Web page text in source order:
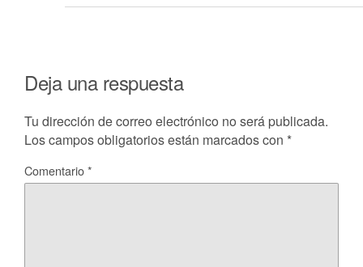
Deja una respuesta
Tu dirección de correo electrónico no será publicada.
Los campos obligatorios están marcados con *
Comentario*